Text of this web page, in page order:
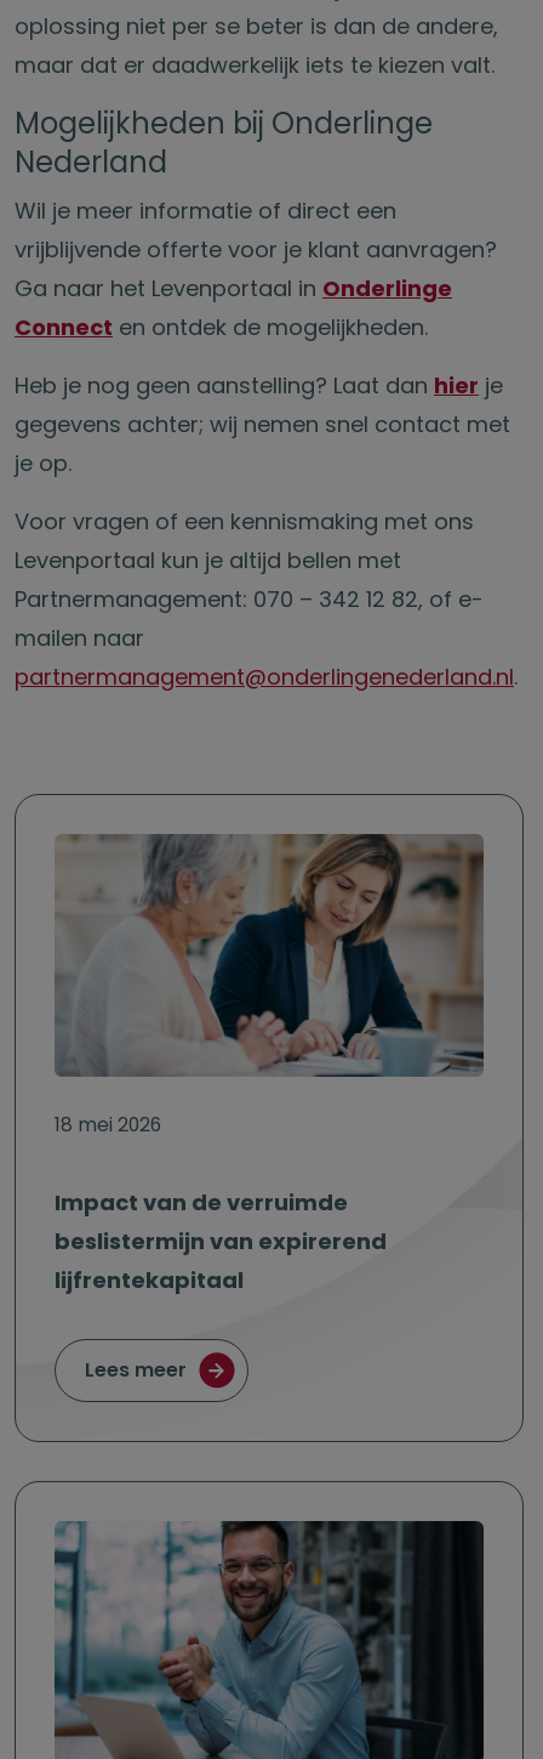
oplossing niet per se beter is dan de andere,
maar dat er daadwerkelijk iets te kiezen valt.
Mogelijkheden bij Onderlinge
Nederland
Wil je meer informatie of direct een
vrijblijvende offerte voor je klant aanvragen?
Ga naar het Levenportaal in Onderlinge
Connect en ontdek de mogelijkheden.
Heb je nog geen aanstelling? Laat dan hier je
gegevens achter; wij nemen snel contact met
je op.
Voor vragen of een kennismaking met ons
Levenportaal kun je altijd bellen met
Partnermanagement: 070 – 342 12 82, of e-
mailen naar
partnermanagement@onderlingenederland.nl.
18 mei 2026
Impact van de verruimde
beslistermijn van expirerend
lijfrentekapitaal
Lees meer over Impact van de verruimde